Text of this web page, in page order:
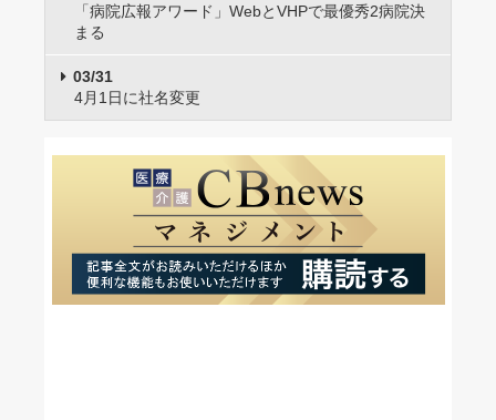
「病院広報アワード」WebとVHPで最優秀2病院決
まる
03/31
4月1日に社名変更